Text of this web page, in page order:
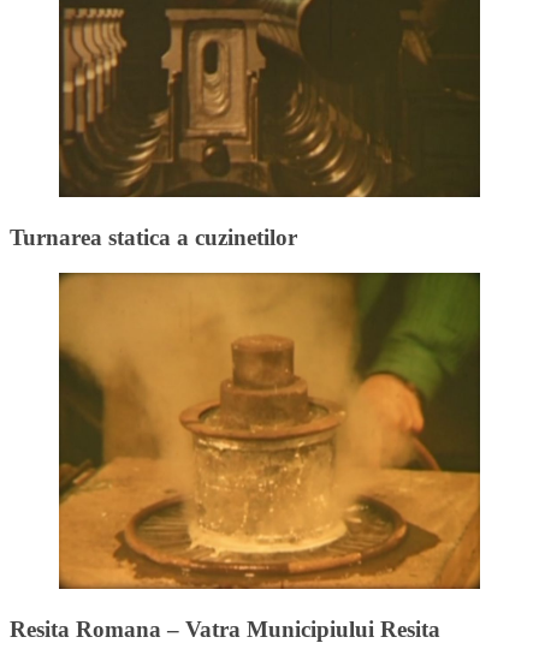
Turnarea statica a cuzinetilor
Resita Romana – Vatra Municipiului Resita